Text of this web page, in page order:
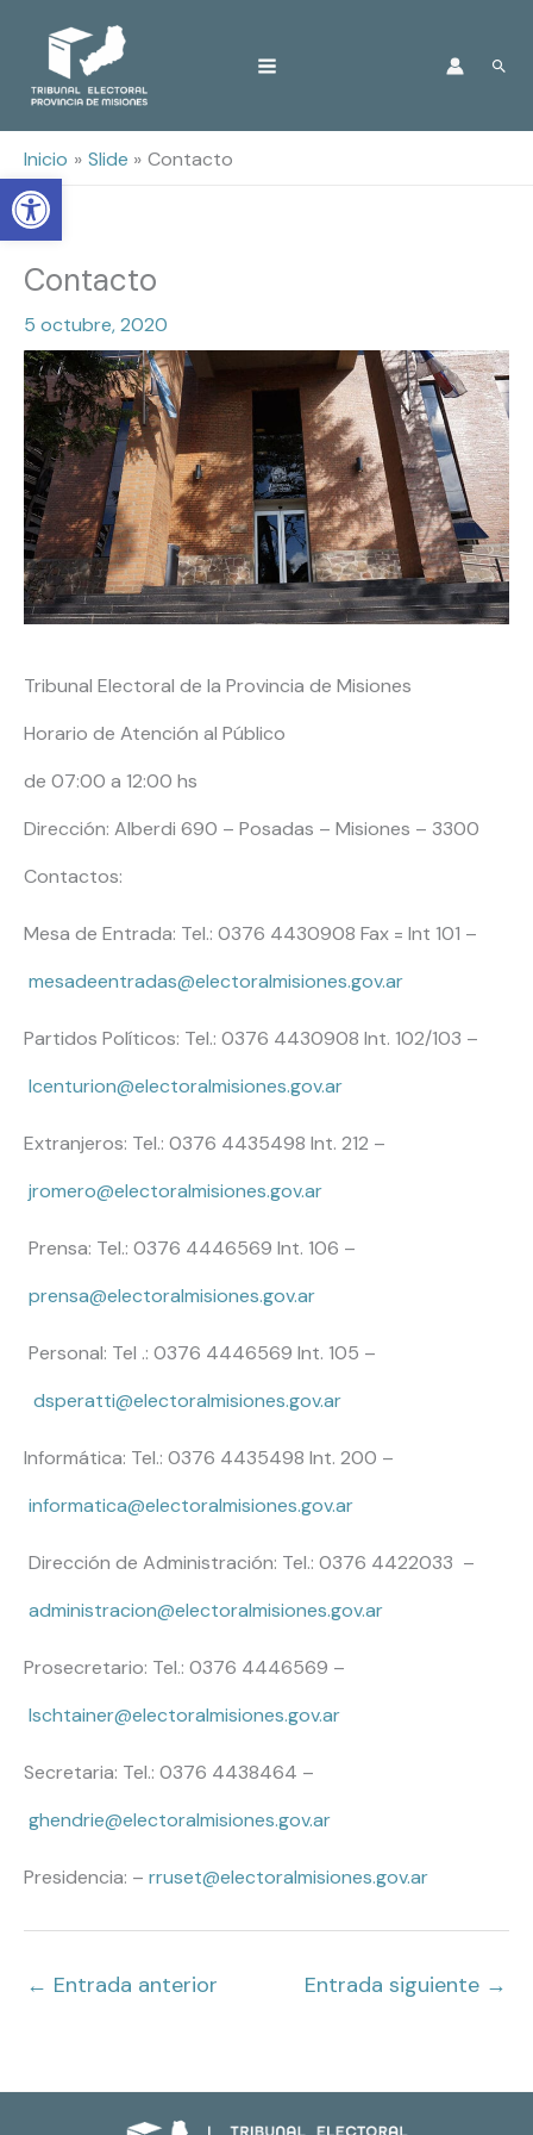
Open toolbar
Inicio Slide Contacto
Contacto
5 octubre, 2020
Tribunal Electoral de la Provincia de Misiones
Horario de Atención al Público
de 07:00 a 12:00 hs
Dirección: Alberdi 690 – Posadas – Misiones – 3300
Contactos:
Mesa de Entrada: Tel.: 0376 4430908 Fax = Int 101 –
mesadeentradas@electoralmisiones.gov.ar
Partidos Políticos: Tel.: 0376 4430908 Int. 102/103 –
lcenturion@electoralmisiones.gov.ar
Extranjeros: Tel.: 0376 4435498 Int. 212 –
jromero@electoralmisiones.gov.ar
Prensa: Tel.: 0376 4446569 Int. 106 –
prensa@electoralmisiones.gov.ar
Personal: Tel .: 0376 4446569 Int. 105 –
dsperatti@electoralmisiones.gov.ar
Informática: Tel.: 0376 4435498 Int. 200 –
informatica@electoralmisiones.gov.ar
Dirección de Administración: Tel.: 0376 4422033 –
administracion@electoralmisiones.gov.ar
Prosecretario: Tel.: 0376 4446569 –
lschtainer@electoralmisiones.gov.ar
Secretaria: Tel.: 0376 4438464 –
ghendrie@electoralmisiones.gov.ar
Presidencia: – rruset@electoralmisiones.gov.ar
← Entrada anterior Entrada siguiente →